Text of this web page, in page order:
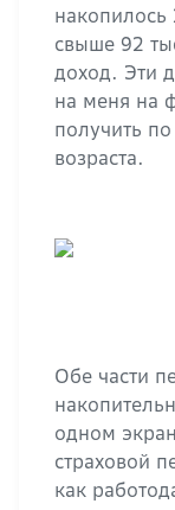
накопилось
свыше 92
доход. Эти
на меня на
получить
возраста.
Обе части
одном
страховой
как